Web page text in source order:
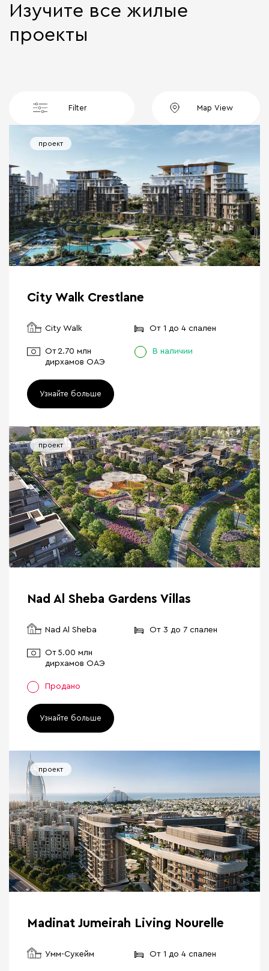
Изучите все жилые
проекты
Filter Map View
проект
City Walk Crestlane
City Walk От 1 до 4 спален
От 2.70 млн
дирхамов ОАЭ
В наличии
Узнайте больше
проект
Nad Al Sheba Gardens Villas
Nad Al Sheba От 3 до 7 спален
От 5.00 млн
дирхамов ОАЭ
Продано
Узнайте больше
проект
Madinat Jumeirah Living Nourelle
Умм-Сукейм От 1 до 4 спален